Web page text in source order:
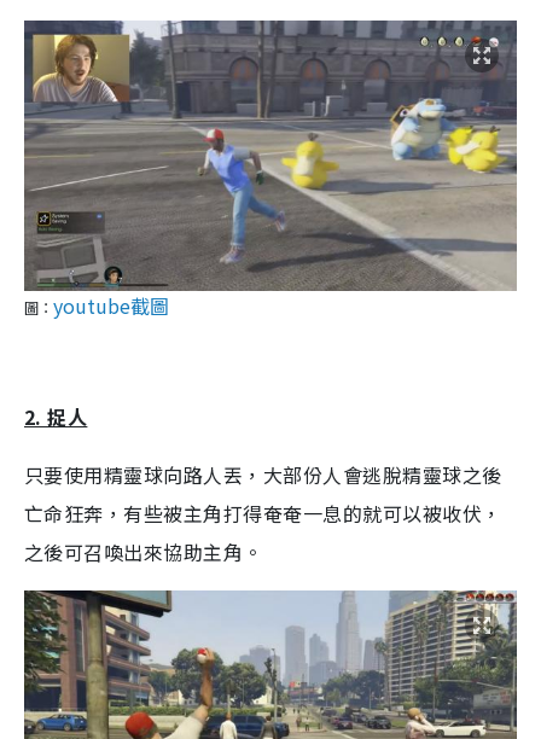
圖： youtube截圖
2. 捉人
只要使用精靈球向路人丟，大部份人會逃脫精靈球之後
亡命狂奔，有些被主角打得奄奄一息的就可以被收伏，
之後可召喚出來協助主角。